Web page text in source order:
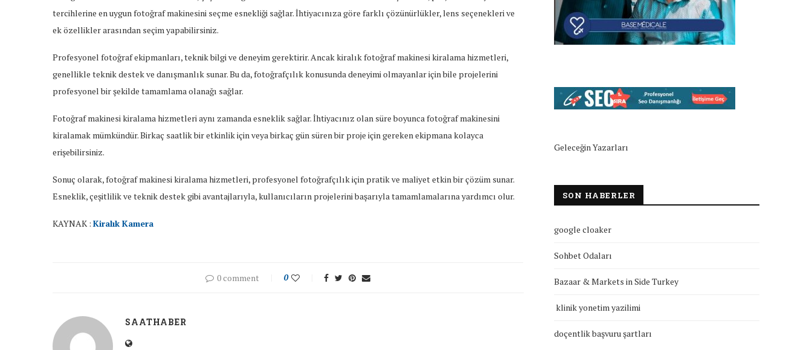
tercihlerine en uygun fotoğraf makinesini seçme esnekliği sağlar. İhtiyacınıza göre farklı çözünürlükler, lens seçenekleri ve
ek özellikler arasından seçim yapabilirsiniz.
Profesyonel fotoğraf ekipmanları, teknik bilgi ve deneyim gerektirir. Ancak kiralık fotoğraf makinesi kiralama hizmetleri,
genellikle teknik destek ve danışmanlık sunar. Bu da, fotoğrafçılık konusunda deneyimi olmayanlar için bile projelerini
profesyonel bir şekilde tamamlama olanağı sağlar.
Fotoğraf makinesi kiralama hizmetleri aynı zamanda esneklik sağlar. İhtiyacınız olan süre boyunca fotoğraf makinesini
kiralamak mümkündür. Birkaç saatlik bir etkinlik için veya birkaç gün süren bir proje için gereken ekipmana kolayca
erişebilirsiniz.
Sonuç olarak, fotoğraf makinesi kiralama hizmetleri, profesyonel fotoğrafçılık için pratik ve maliyet etkin bir çözüm sunar.
Esneklik, çeşitlilik ve teknik destek gibi avantajlarıyla, kullanıcıların projelerini başarıyla tamamlamalarına yardımcı olur.
KAYNAK : Kiralık Kamera
0 comment 0
SAATHABER
Geleceğin Yazarları
SON HABERLER
google cloaker
Sohbet Odaları
Bazaar & Markets in Side Turkey
klinik yonetim yazilimi
doçentlik başvuru şartları